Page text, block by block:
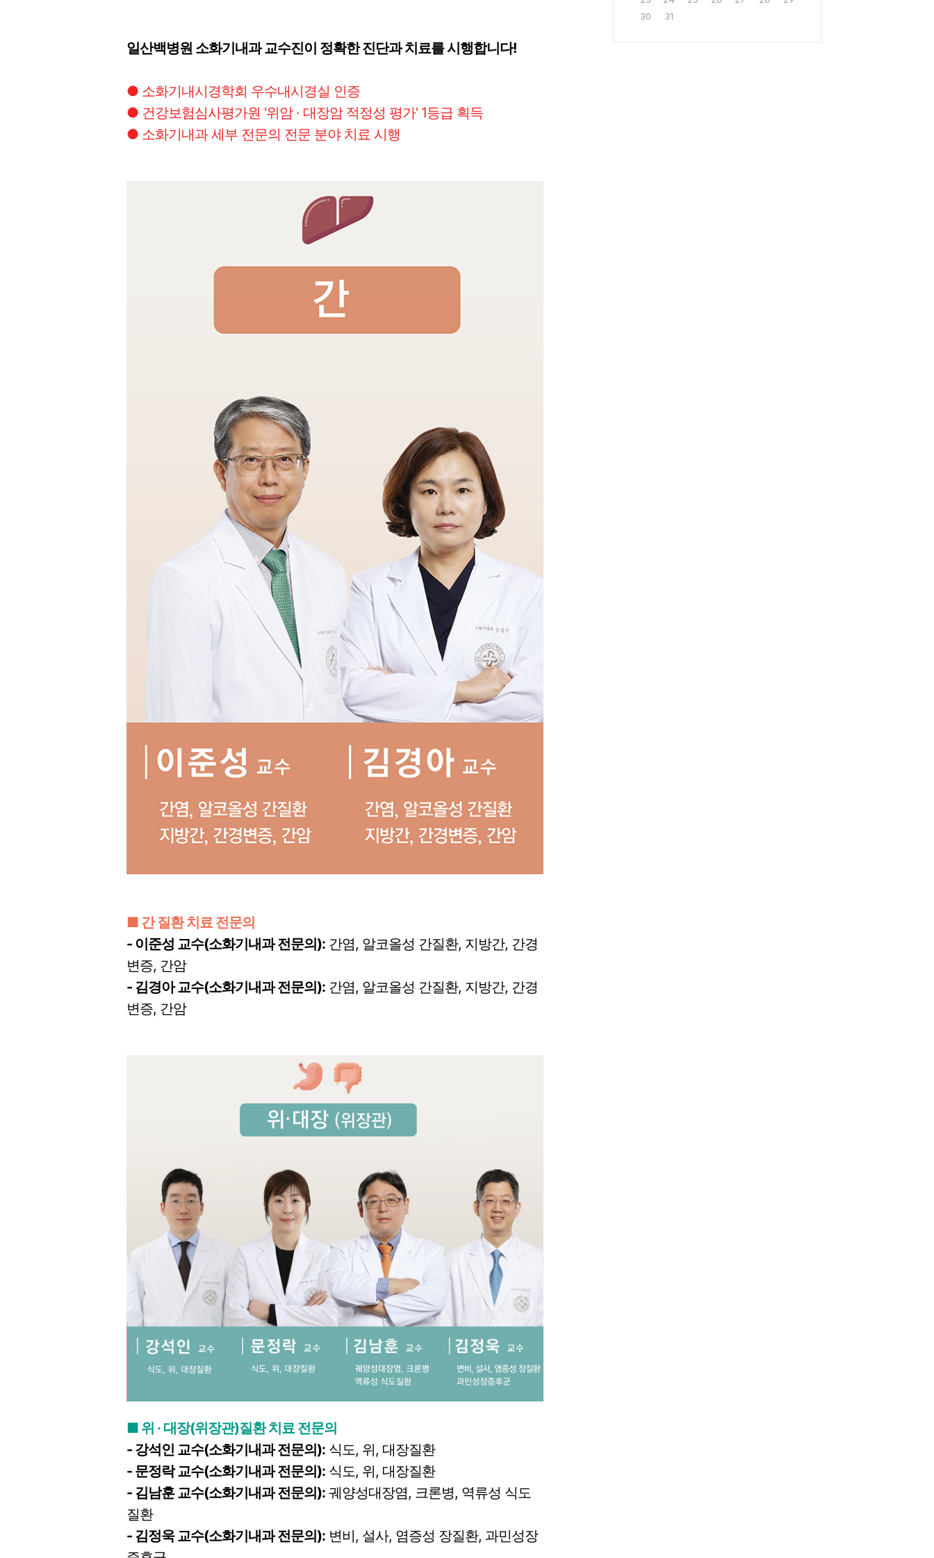
일산백병원 소화기내과 교수진이 정확한 진단과 치료를 시행합니다!
● 소화기내시경학회 우수내시경실 인증
● 건강보험심사평가원 '위암 · 대장암 적정성 평가' 1등급 획득
● 소화기내과 세부 전문의 전문 분야 치료 시행
​■ 간 질환 치료 전문의
- 이준성 교수(소화기내과 전문의): 간염, 알코올성 간질환, 지방간, 간경
변증, 간암
- 김경아 교수(소화기내과 전문의): 간염, 알코올성 간질환, 지방간, 간경
변증, 간암
​■ 위 · 대장(위장관)질환 치료 전문의
- 강석인 교수(소화기내과 전문의): 식도, 위, 대장질환
- 문정락 교수(소화기내과 전문의): 식도, 위, 대장질환
- 김남훈 교수(소화기내과 전문의): 궤양성대장염, 크론병, 역류성 식도
질환
- 김정욱 교수(소화기내과 전문의): 변비, 설사, 염증성 장질환, 과민성장
30
31